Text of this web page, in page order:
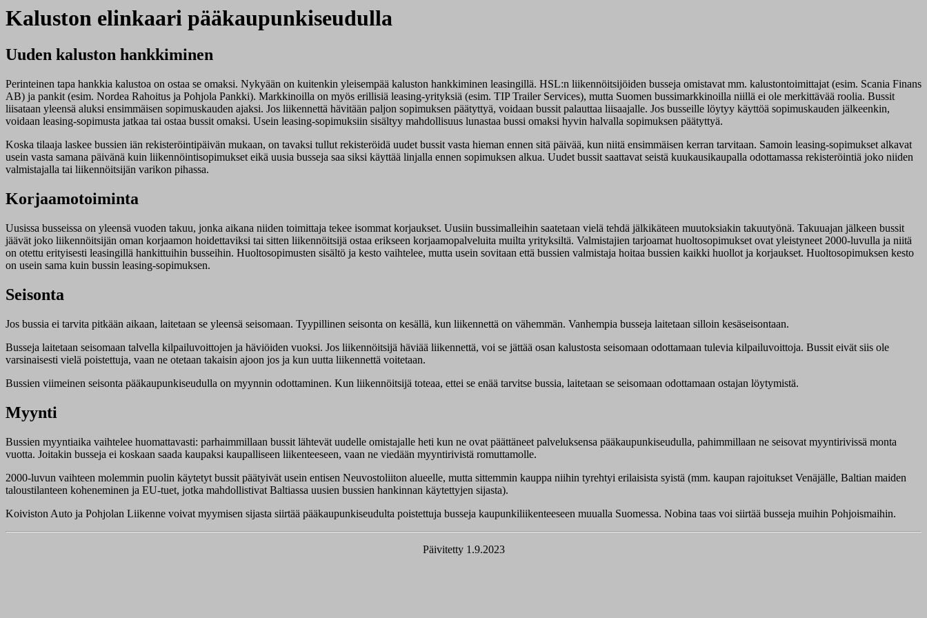
Kaluston elinkaari pääkaupunkiseudulla
Uuden kaluston hankkiminen
Perinteinen tapa hankkia kalustoa on ostaa se omaksi. Nykyään on kuitenkin yleisempää kaluston hankkiminen leasingillä. HSL:n liikennöitsijöiden busseja omistavat mm. kalustontoimittajat (esim. Scania Finans
AB) ja pankit (esim. Nordea Rahoitus ja Pohjola Pankki). Markkinoilla on myös erillisiä leasing-yrityksiä (esim. TIP Trailer Services), mutta Suomen bussimarkkinoilla niillä ei ole merkittävää roolia. Bussit
liisataan yleensä aluksi ensimmäisen sopimuskauden ajaksi. Jos liikennettä hävitään paljon sopimuksen päätyttyä, voidaan bussit palauttaa liisaajalle. Jos busseille löytyy käyttöä sopimuskauden jälkeenkin,
voidaan leasing-sopimusta jatkaa tai ostaa bussit omaksi. Usein leasing-sopimuksiin sisältyy mahdollisuus lunastaa bussi omaksi hyvin halvalla sopimuksen päätyttyä.
Koska tilaaja laskee bussien iän rekisteröintipäivän mukaan, on tavaksi tullut rekisteröidä uudet bussit vasta hieman ennen sitä päivää, kun niitä ensimmäisen kerran tarvitaan. Samoin leasing-sopimukset alkavat
usein vasta samana päivänä kuin liikennöintisopimukset eikä uusia busseja saa siksi käyttää linjalla ennen sopimuksen alkua. Uudet bussit saattavat seistä kuukausikaupalla odottamassa rekisteröintiä joko niiden
valmistajalla tai liikennöitsijän varikon pihassa.
Korjaamotoiminta
Uusissa busseissa on yleensä vuoden takuu, jonka aikana niiden toimittaja tekee isommat korjaukset. Uusiin bussimalleihin saatetaan vielä tehdä jälkikäteen muutoksiakin takuutyönä. Takuuajan jälkeen bussit
jäävät joko liikennöitsijän oman korjaamon hoidettaviksi tai sitten liikennöitsijä ostaa erikseen korjaamopalveluita muilta yrityksiltä. Valmistajien tarjoamat huoltosopimukset ovat yleistyneet 2000-luvulla ja niitä
on otettu erityisesti leasingillä hankittuihin busseihin. Huoltosopimusten sisältö ja kesto vaihtelee, mutta usein sovitaan että bussien valmistaja hoitaa bussien kaikki huollot ja korjaukset. Huoltosopimuksen kesto
on usein sama kuin bussin leasing-sopimuksen.
Seisonta
Jos bussia ei tarvita pitkään aikaan, laitetaan se yleensä seisomaan. Tyypillinen seisonta on kesällä, kun liikennettä on vähemmän. Vanhempia busseja laitetaan silloin kesäseisontaan.
Busseja laitetaan seisomaan talvella kilpailuvoittojen ja häviöiden vuoksi. Jos liikennöitsijä häviää liikennettä, voi se jättää osan kalustosta seisomaan odottamaan tulevia kilpailuvoittoja. Bussit eivät siis ole
varsinaisesti vielä poistettuja, vaan ne otetaan takaisin ajoon jos ja kun uutta liikennettä voitetaan.
Bussien viimeinen seisonta pääkaupunkiseudulla on myynnin odottaminen. Kun liikennöitsijä toteaa, ettei se enää tarvitse bussia, laitetaan se seisomaan odottamaan ostajan löytymistä.
Myynti
Bussien myyntiaika vaihtelee huomattavasti: parhaimmillaan bussit lähtevät uudelle omistajalle heti kun ne ovat päättäneet palveluksensa pääkaupunkiseudulla, pahimmillaan ne seisovat myyntirivissä monta
vuotta. Joitakin busseja ei koskaan saada kaupaksi kaupalliseen liikenteeseen, vaan ne viedään myyntirivistä romuttamolle.
2000-luvun vaihteen molemmin puolin käytetyt bussit päätyivät usein entisen Neuvostoliiton alueelle, mutta sittemmin kauppa niihin tyrehtyi erilaisista syistä (mm. kaupan rajoitukset Venäjälle, Baltian maiden
taloustilanteen koheneminen ja EU-tuet, jotka mahdollistivat Baltiassa uusien bussien hankinnan käytettyjen sijasta).
Koiviston Auto ja Pohjolan Liikenne voivat myymisen sijasta siirtää pääkaupunkiseudulta poistettuja busseja kaupunkiliikenteeseen muualla Suomessa. Nobina taas voi siirtää busseja muihin Pohjoismaihin.
Päivitetty 1.9.2023